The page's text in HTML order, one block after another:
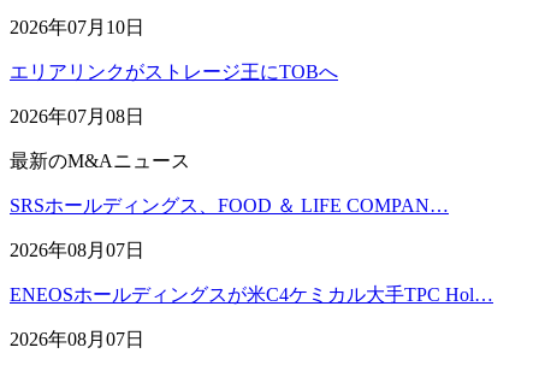
2026年07月10日
エリアリンクがストレージ王にTOBへ
2026年07月08日
最新のM&Aニュース
SRSホールディングス、FOOD ＆ LIFE COMPAN…
2026年08月07日
ENEOSホールディングスが米C4ケミカル大手TPC Hol…
2026年08月07日